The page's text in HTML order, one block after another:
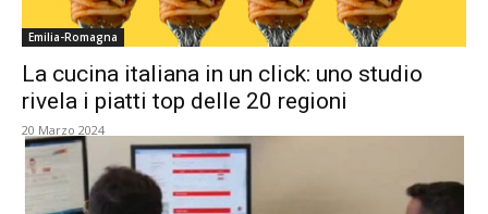
Emilia-Romagna
La cucina italiana in un click: uno studio
rivela i piatti top delle 20 regioni
20 Marzo 2024